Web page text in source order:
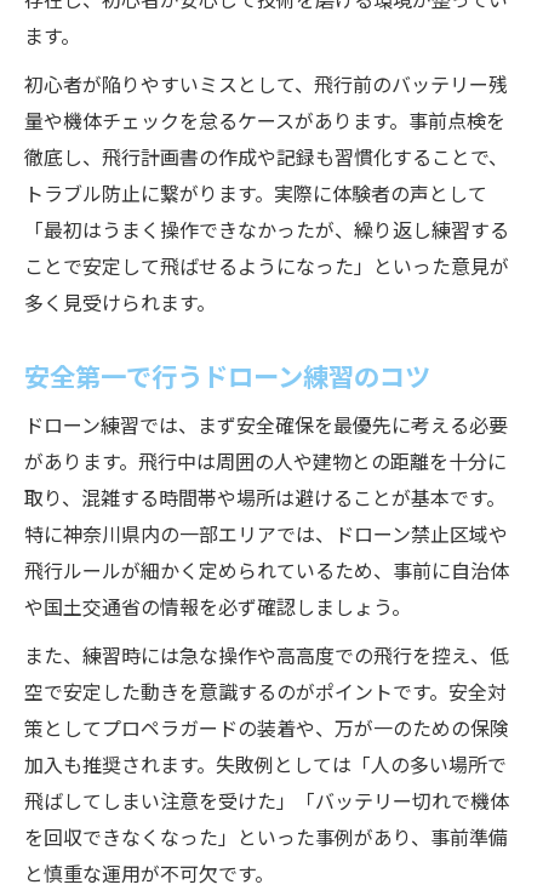
ます。
初心者が陥りやすいミスとして、飛行前のバッテリー残
量や機体チェックを怠るケースがあります。事前点検を
徹底し、飛行計画書の作成や記録も習慣化することで、
トラブル防止に繋がります。実際に体験者の声として
「最初はうまく操作できなかったが、繰り返し練習する
ことで安定して飛ばせるようになった」といった意見が
多く見受けられます。
安全第一で行うドローン練習のコツ
ドローン練習では、まず安全確保を最優先に考える必要
があります。飛行中は周囲の人や建物との距離を十分に
取り、混雑する時間帯や場所は避けることが基本です。
特に神奈川県内の一部エリアでは、ドローン禁止区域や
飛行ルールが細かく定められているため、事前に自治体
や国土交通省の情報を必ず確認しましょう。
また、練習時には急な操作や高高度での飛行を控え、低
空で安定した動きを意識するのがポイントです。安全対
策としてプロペラガードの装着や、万が一のための保険
加入も推奨されます。失敗例としては「人の多い場所で
飛ばしてしまい注意を受けた」「バッテリー切れで機体
を回収できなくなった」といった事例があり、事前準備
と慎重な運用が不可欠です。